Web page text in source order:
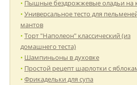
Пышные бездрожжевые оладьи на
Универсальное тесто для
мантов
Торт "Наполеон" классический (из
домашнего теста)
Шампиньоны в духовке
Простой рецепт шарлотки с
Фрикадельки для супа